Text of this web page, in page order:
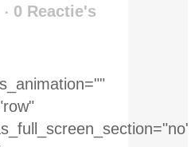
0 Reactie's